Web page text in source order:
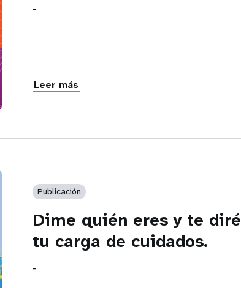
-
Leer más
Publicación
Dime quién eres y te
tu carga de cuidados.
-